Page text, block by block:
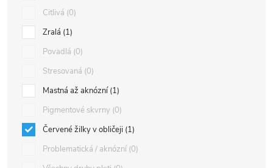
Citlivá 0
Zralá 1
Povadlá 0
Stresovaná 0
Mastná až aknózní 1
Pigmentové skvrny 0
Červené žilky v obličeji 1
Problematická / aknózní 0